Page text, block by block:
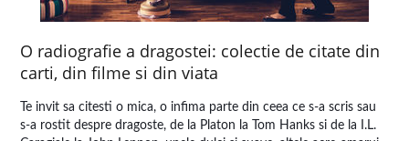
O radiografie a dragostei: colectie de citate din
carti, din filme si din viata
Te invit sa citesti o mica, o infima parte din ceea ce s-a scris sau
s-a rostit despre dragoste, de la Platon la Tom Hanks si de la I.L.